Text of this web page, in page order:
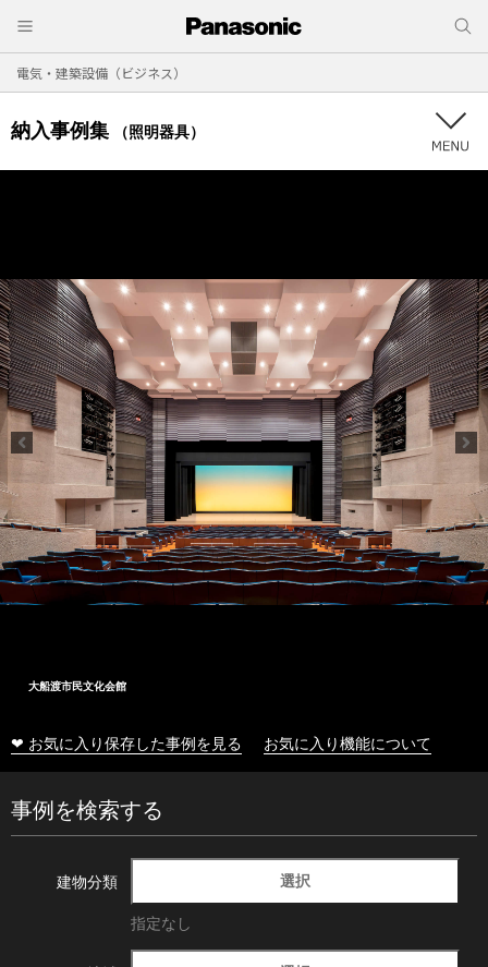
電気・建築設備（ビジネス）
納入事例集 （照明器具）
大船渡市民文化会館
❤ お気に入り保存した事例を見る お気に入り機能について
事例を検索する
建物分類 選択
指定なし